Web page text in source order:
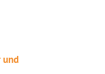
und